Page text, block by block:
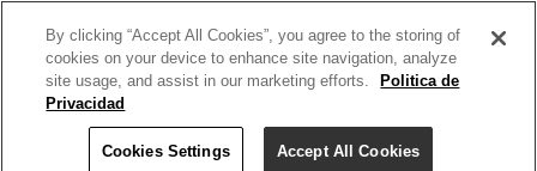
By clicking “Accept All Cookies”, you agree to the storing of
cookies on your device to enhance site navigation, analyze
site usage, and assist in our marketing efforts.
Politica de
Privacidad
Cookies Settings Accept All Cookies